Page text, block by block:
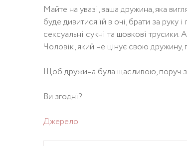
Майте на увазі, ваша дружина, яка
буде дивитися їй в очі, брати за руку
сексуальні сукні та шовкові
Чоловік, який не цінує свою дружину,
Щоб дружина була щасливою, поруч
Ви згодні?
Джерело